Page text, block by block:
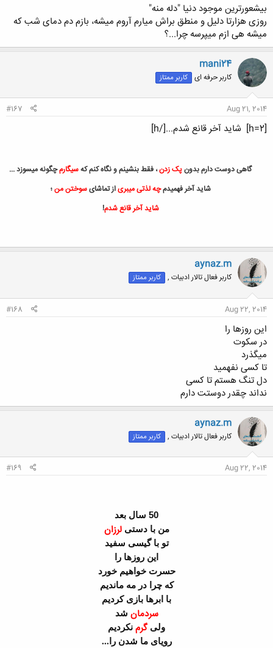
بیشعورترین موجود دنیا "دله منه"
روزی هزارتا دلیل و منطق براش میارم آروم میشه، بازم دم دمای شب که
میشه هی ازم میپرسه چرا...؟
mani24
کاربر حرفه ای کاربر ممتاز
Aug 21, 2014
#167
[h=2] شاید آخر قانع شدم...[/h]
گاهی دوست دارم بدونپک زدن، فقط بنشینم و نگاه کنم کهسیگارمچگونه میسوزد ...
شاید آخر فهمیدمچه لذتی میبریاز تماشایسوختن من؛
شاید آخر قانع شدم!​
aynaz.m
کاربر فعال تالار ادبیات , کاربر ممتاز
Aug 22, 2014
#168
این روزها را
در سکوت
میگذرد
تا کسی نفهمید
دل تنگ هستم تا کسی
نداند چقدر دوستت دارم
aynaz.m
کاربر فعال تالار ادبیات , کاربر ممتاز
Aug 22, 2014
#169
50 سال بعد
من با دستیلرزان
تو با گیسی سفید
این روزها را
حسرت خواهیم خورد
که چرا در مه ماندیم
با ابرها بازی کردیم
سردمان شد
ولیگرمنکردیم
رویای ما شدن را...